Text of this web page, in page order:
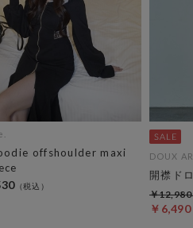
offshoulder maxi
DOUX
開襟ド
￥6,490
￥12,980